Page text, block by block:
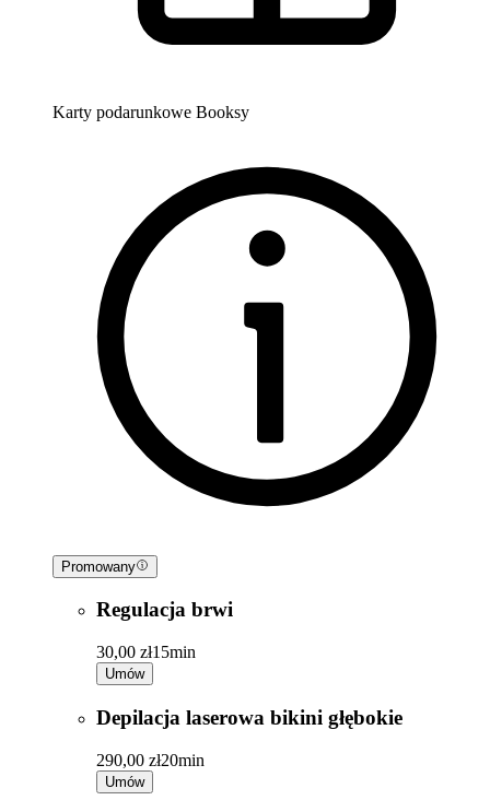
Karty podarunkowe Booksy
Promowany
Regulacja brwi
30,00 zł15min
Umów
Depilacja laserowa bikini głębokie
290,00 zł20min
Umów